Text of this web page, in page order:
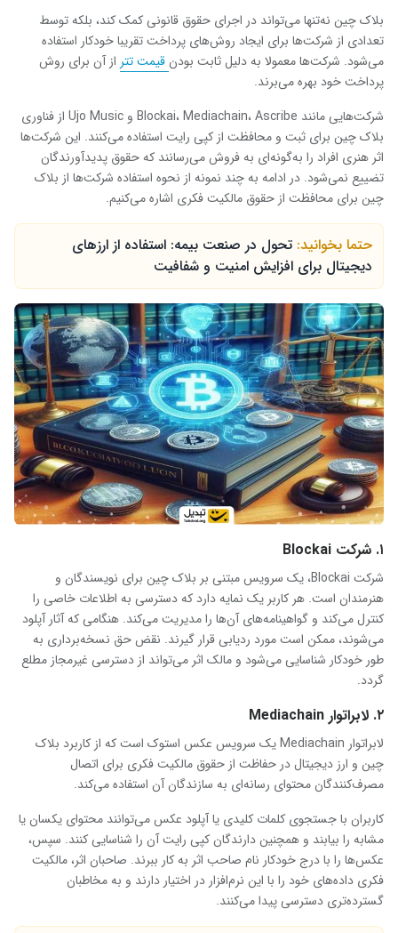
بلاک چین نه‌تنها می‌تواند در اجرای حقوق قانونی کمک کند، بلکه توسط
تعدادی از شرکت‌ها برای ایجاد روش‌های پرداخت تقریبا خودکار استفاده
می‌شود. شرکت‌ها معمولا به دلیل ثابت بودنقیمت تتر از آن برای روش
پرداخت خود بهره می‌برند.
شرکت‌هایی مانند Blockai، Mediachain، Ascribe و Ujo Music از فناوری
بلاک چین برای ثبت و محافظت از کپی رایت استفاده می‌کنند. این شرکت‌ها
اثر هنری افراد را به‌گونه‌ای به فروش می‌رسانند که حقوق پدیدآورندگان
تضییع نمی‌شود. در ادامه به چند نمونه از نحوه استفاده شرکت‌ها از بلاک
چین برای محافظت از حقوق مالکیت فکری اشاره می‌کنیم.
حتما بخوانید: تحول در صنعت بیمه: استفاده از ارزهای
دیجیتال برای افزایش امنیت و شفافیت
۱. شرکت Blockai
شرکت Blockai، یک سرویس مبتنی بر بلاک چین برای نویسندگان و
هنرمندان است. هر کاربر یک نمایه دارد که دسترسی به اطلاعات خاصی را
کنترل می‌کند و گواهینامه‌های آن‌ها را مدیریت می‌کند. هنگامی که آثار آپلود
می‌شوند، ممکن است مورد ردیابی قرار گیرند. نقض حق نسخه‌برداری به
طور خودکار شناسایی می‌شود و مالک اثر می‌تواند از دسترسی غیرمجاز مطلع
گردد.
۲. لابراتوار Mediachain
لابراتوار Mediachain یک سرویس عکس استوک است که از کاربرد بلاک
چین و ارز دیجیتال در حفاظت از حقوق مالکیت فکری برای اتصال
مصرف‌کنندگان محتوای رسانه‌ای به سازندگان آن استفاده می‌کند.
کاربران با جستجوی کلمات کلیدی یا آپلود عکس می‌توانند محتوای یکسان یا
مشابه را بیابند و همچنین دارندگان کپی رایت آن را شناسایی کنند. سپس،
عکس‌ها را با درج خودکار نام صاحب اثر به کار ببرند. صاحبان اثر، مالکیت
فکری داده‌های خود را با این نرم‌افزار در اختیار دارند و به مخاطبان
گسترده‌تری دسترسی پیدا می‌کنند.